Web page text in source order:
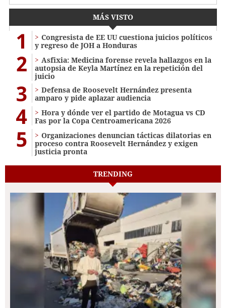
MÁS VISTO
1
Congresista de EE UU cuestiona juicios políticos
y regreso de JOH a Honduras
2
Asfixia: Medicina forense revela hallazgos en la
autopsia de Keyla Martínez en la repetición del
juicio
3
Defensa de Roosevelt Hernández presenta
amparo y pide aplazar audiencia
4
Hora y dónde ver el partido de Motagua vs CD
Fas por la Copa Centroamericana 2026
5
Organizaciones denuncian tácticas dilatorias en
proceso contra Roosevelt Hernández y exigen
justicia pronta
TRENDING